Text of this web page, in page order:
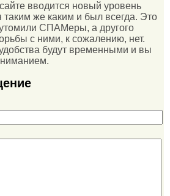
вводится новый уровень
таким же каким и был всегда. Это
СПАМеры, а другого
с ними, к сожалению, нет.
будут временными и вы